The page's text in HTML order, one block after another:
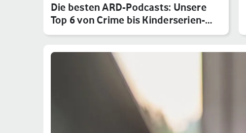
Die besten ARD-Podcasts: Unsere
Top 6 von Crime bis Kinderserien-…